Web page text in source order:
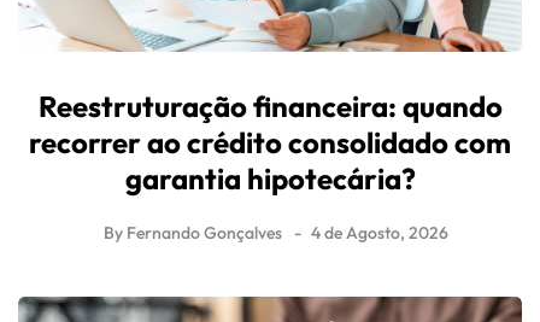
Reestruturação financeira: quando
recorrer ao crédito consolidado com
garantia hipotecária?
By Fernando Gonçalves 4 de Agosto, 2026